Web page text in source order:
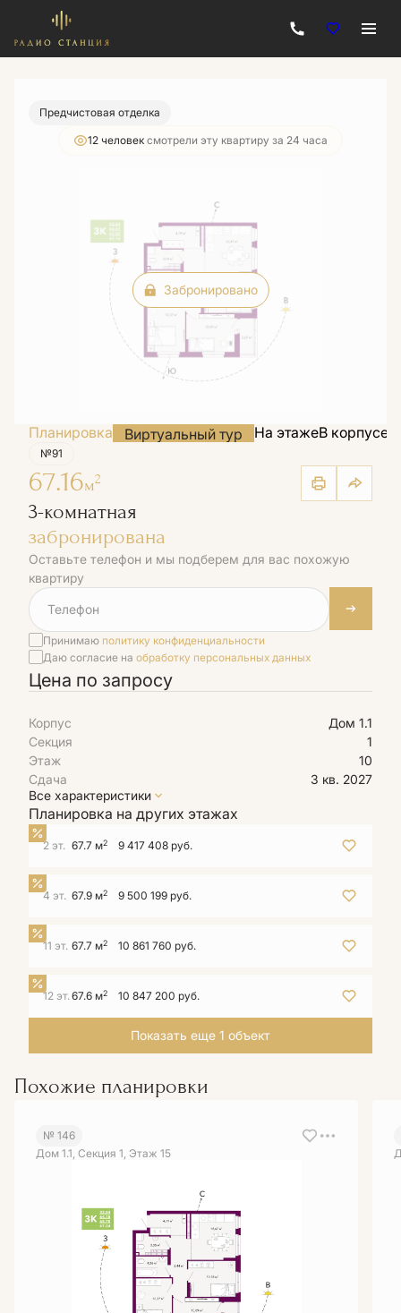
3-комнатная Цена по запросу
Предчистовая отделка
12 человек смотрели эту квартиру за 24 часа
Забронировано
Планировка Виртуальный тур На этажеВ корпусе
№91
67.16м2
3-комнатная
забронирована
Оставьте телефон и мы подберем для вас похожую
квартиру
Принимаю политику конфиденциальности
Даю согласие на обработку персональных данных
Цена по запросу
Корпус
Дом 1.1
Секция
1
Этаж
10
Сдача
3 кв. 2027
Все характеристики
Планировка на других этажах
2 эт. 67.7 м2 9 417 408 руб.
4 эт. 67.9 м2 9 500 199 руб.
11 эт. 67.7 м2 10 861 760 руб.
12 эт.67.6 м2 10 847 200 руб.
Показать еще 1 объект
Похожие планировки
№ 146
Дом 1.1, Секция 1, Этаж 15